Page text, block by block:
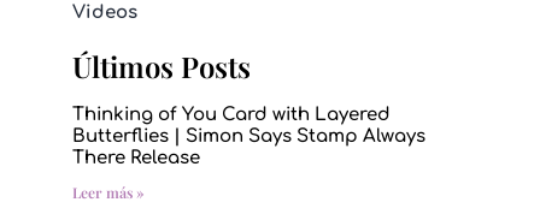
Videos
Últimos Posts
Thinking of You Card with Layered
Butterflies | Simon Says Stamp Always
There Release
Leer más »